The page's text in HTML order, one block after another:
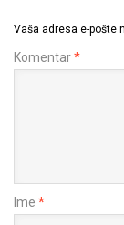
Vaša adresa e-pošte
Komentar*
Ime *